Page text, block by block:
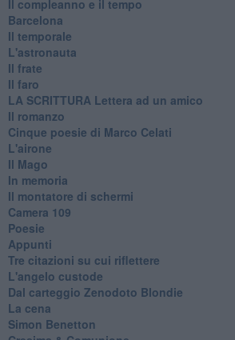
Il compleanno e il tempo
Barcelona
Il temporale
L'astronauta
Il frate
Il faro
​LA SCRITTURA Lettera ad un amico
Il romanzo
Cinque poesie di Marco Celati
L'airone
Il Mago
In memoria
Il montatore di schermi
Camera 109
Poesie
Appunti
Tre citazioni su cui riflettere
L'angelo custode
Dal carteggio Zenodoto Blondie
La cena
Simon Benetton